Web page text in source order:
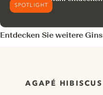
SPOTLIGHT
Entdecken Sie weitere Gins
AGAPÉ HIBISCUS